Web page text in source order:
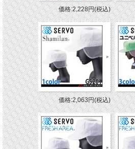
価格:2,228円(税込)
価格:2,063円(税込)